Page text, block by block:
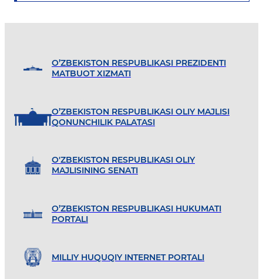
O’ZBEKISTON RESPUBLIKASI PREZIDENTI
MATBUOT XIZMATI
O’ZBEKISTON RESPUBLIKASI OLIY MAJLISI
QONUNCHILIK PALATASI
O'ZBEKISTON RESPUBLIKASI OLIY
MAJLISINING SENATI
O’ZBEKISTON RESPUBLIKASI HUKUMATI
PORTALI
MILLIY HUQUQIY INTERNET PORTALI